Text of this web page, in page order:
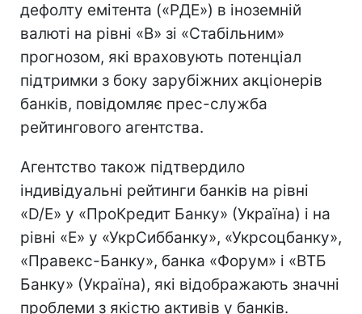
дефолту емітента («РДЕ») в іноземній
валюті на рівні «B» зі «Стабільним»
прогнозом, які враховують потенціал
підтримки з боку зарубіжних акціонерів
банків, повідомляє прес-служба
рейтингового агентства.
Агентство також підтвердило
індивідуальні рейтинги банків на рівні
«D/E» у «ПроКредит Банку» (Україна) і на
рівні «E» у «УкрСиббанку», «Укрсоцбанку»,
«Правекс-Банку», банка «Форум» і «ВТБ
Банку» (Україна), які відображають значні
проблеми з якістю активів у банків.